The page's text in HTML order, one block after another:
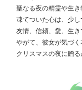
聖なる夜の精霊や生き
凍てついた心は、少し
友情、信頼、愛、生き
やがて、彼女が気づく
クリスマスの夜に贈る